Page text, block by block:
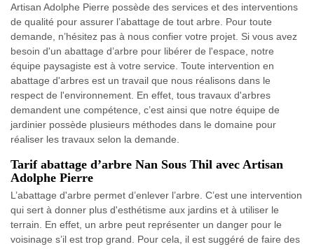
Artisan Adolphe Pierre possède des services et des interventions
de qualité pour assurer l’abattage de tout arbre. Pour toute
demande, n’hésitez pas à nous confier votre projet. Si vous avez
besoin d'un abattage d’arbre pour libérer de l'espace, notre
équipe paysagiste est à votre service. Toute intervention en
abattage d'arbres est un travail que nous réalisons dans le
respect de l'environnement. En effet, tous travaux d'arbres
demandent une compétence, c’est ainsi que notre équipe de
jardinier possède plusieurs méthodes dans le domaine pour
réaliser les travaux selon la demande.
Tarif abattage d’arbre Nan Sous Thil avec Artisan
Adolphe Pierre
L’abattage d'arbre permet d’enlever l’arbre. C’est une intervention
qui sert à donner plus d'esthétisme aux jardins et à utiliser le
terrain. En effet, un arbre peut représenter un danger pour le
voisinage s’il est trop grand. Pour cela, il est suggéré de faire des